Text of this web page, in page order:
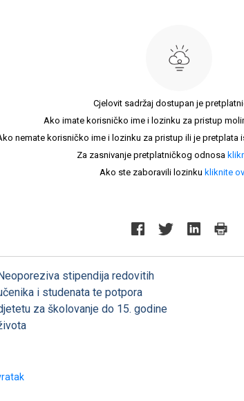
Cjelovit sadržaj dostupan je
Ako imate korisničko ime i lozinku za pristup
nemate korisničko ime i lozinku za pristup ili je pretplata
Za zasnivanje pretplatničkog odnosa
Ako ste zaboravili lozinku kliknite
stipendija redovitih
i studenata te potpora
za školovanje do 15. godine